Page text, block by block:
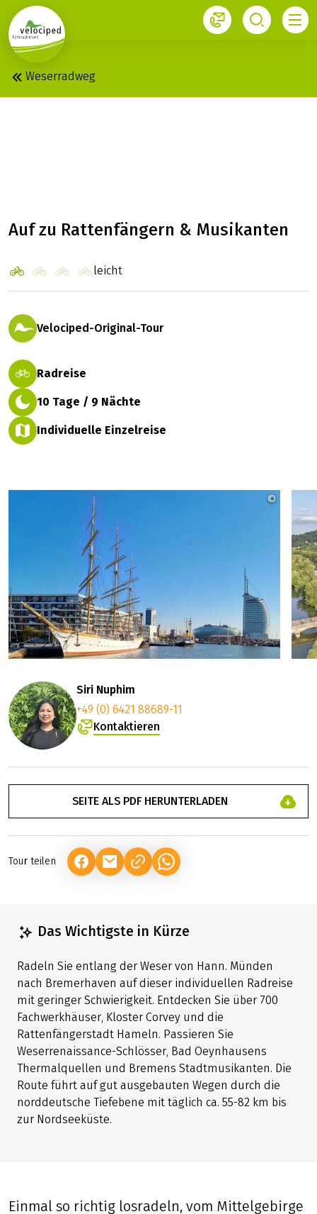
1
Velociped-Newsletter
Jetzt anmelden
WESER: HANN.
MÜNDEN –
BREMERHAVEN
Auf zu Rattenfängern & Musikanten
10 Tage / 9 Nächte
Individuelle Einzelreise
Velociped-Original-Tour
Tanja
Tour teilen (LINK ÖFFNET IN NEUEM TAB)
(LINK ÖFFNET IN NEUEM TAB)
(LINK ÖFFNET IN NEUEM TAB)
Das Wichtigste in Kürze
Radeln Sie entlang der Weser von Hann. Münden
nach Bremerhaven auf dieser individuellen Radreise
mit geringer Schwierigkeit. Entdecken Sie über 700
Fachwerkhäuser, Kloster Corvey und die
norddeutsche Tiefebene mit täglich ca. 55-82 km bis